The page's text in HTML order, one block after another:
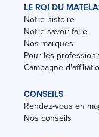
LE ROI DU
Notre histoire
Notre savoir-faire
Nos marques
Pour les
Campagne
CONSEILS
Rendez-vous en
Nos conseils